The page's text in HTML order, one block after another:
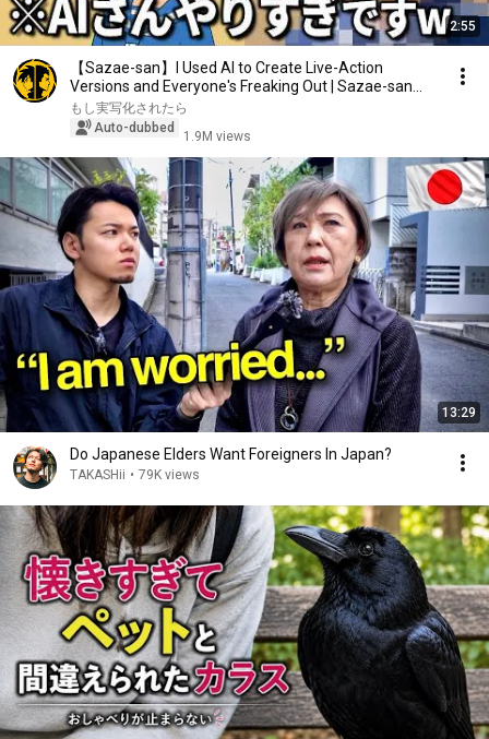
2:55
【Sazae-san】I Used AI to Create Live-Action
Versions and Everyone's Freaking Out | Sazae-san
Live ...
もし実写化されたら
Auto-dubbed
1.9M views
13:29
Do Japanese Elders Want Foreigners In Japan?
TAKASHii • 79K views